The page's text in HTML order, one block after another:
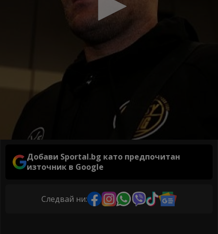
Добави Sportal.bg като предпочитан
източник в Google
Следвай ни: